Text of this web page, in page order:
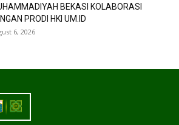
BEKASI KOLABORASI
PRODI HKI UM.ID
6, 2026